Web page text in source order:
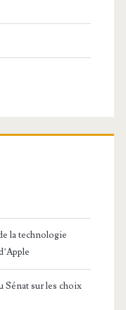
la technologie
Sénat sur les choix